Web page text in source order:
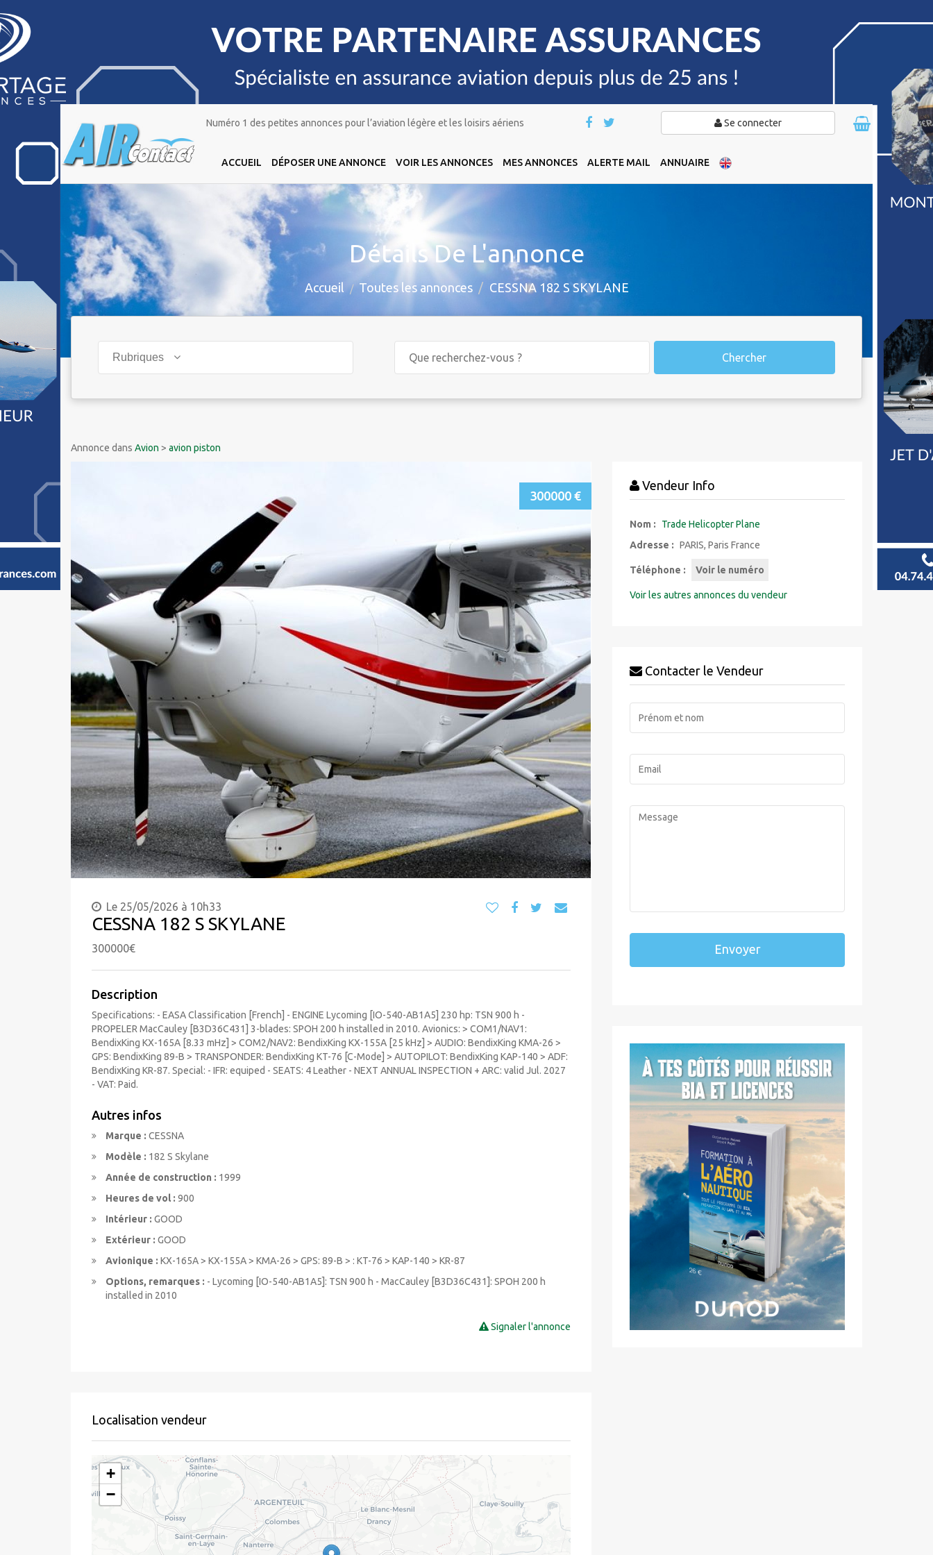
Numéro 1 des petites annonces pour l’aviation légère et les loisirs aériens Se connecter
ACCUEIL DÉPOSER UNE ANNONCE VOIR LES ANNONCES MES ANNONCES ALERTE MAIL ANNUAIRE
Détails De L'annonce
Accueil Toutes les annonces CESSNA 182 S SKYLANE
Rubriques Chercher
Annonce dans Avion > avion piston
300000 €
Le 25/05/2026 à 10h33
CESSNA 182 S SKYLANE
300000€
Description
Specifications: - EASA Classification [French] - ENGINE Lycoming [IO-540-AB1A5] 230 hp: TSN 900 h -
PROPELER MacCauley [B3D36C431] 3-blades: SPOH 200 h installed in 2010. Avionics: > COM1/NAV1:
BendixKing KX-165A [8.33 mHz] > COM2/NAV2: BendixKing KX-155A [25 kHz] > AUDIO: BendixKing KMA-26 >
GPS: BendixKing 89-B > TRANSPONDER: BendixKing KT-76 [C-Mode] > AUTOPILOT: BendixKing KAP-140 > ADF:
BendixKing KR-87. Special: - IFR: equiped - SEATS: 4 Leather - NEXT ANNUAL INSPECTION + ARC: valid Jul. 2027
- VAT: Paid.
Autres infos
Marque : CESSNA
Modèle : 182 S Skylane
Année de construction : 1999
Heures de vol : 900
Intérieur : GOOD
Extérieur : GOOD
Avionique : KX-165A > KX-155A > KMA-26 > GPS: 89-B > : KT-76 > KAP-140 > KR-87
Options, remarques : - Lycoming [IO-540-AB1A5]: TSN 900 h - MacCauley [B3D36C431]: SPOH 200 h
installed in 2010
Signaler l'annonce
Localisation vendeur
+
−
Vendeur Info
Nom :
Trade Helicopter Plane
Adresse : PARIS, Paris France
Téléphone : Voir le numéro
Voir les autres annonces du vendeur
Contacter le Vendeur
Envoyer